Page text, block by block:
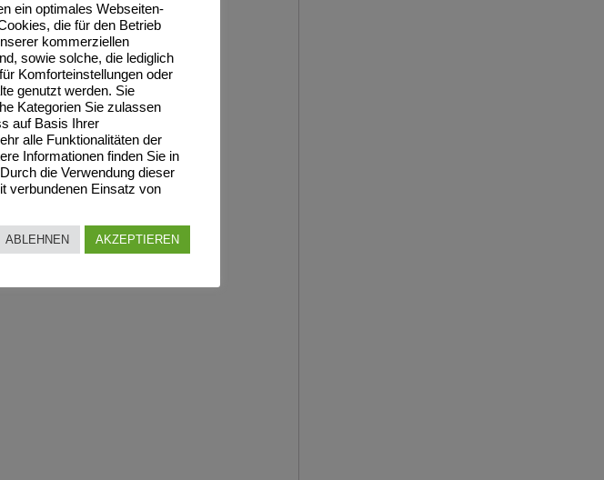
ein optimales Webseiten-
die für den Betrieb
kommerziellen
sowie solche, die lediglich
Komforteinstellungen oder
genutzt werden. Sie
Kategorien Sie zulassen
auf Basis Ihrer
alle Funktionalitäten der
Informationen finden Sie in
die Verwendung dieser
verbundenen Einsatz von
ABLEHNEN AKZEPTIEREN